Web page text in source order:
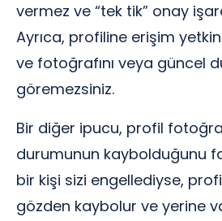
vermez ve “tek tik” onay
Ayrıca, profiline erişim
ve fotoğrafını veya güncel
göremezsiniz.
Bir diğer ipucu, profil
durumunun kaybolduğunu
bir kişi sizi engellediyse,
gözden kaybolur ve yerine